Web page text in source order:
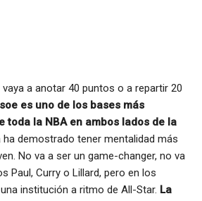
a anotar 40 puntos o a repartir 20
es uno de los bases más
toda la NBA en ambos lados de la
ha demostrado tener mentalidad más
No va a ser un game-changer, no va
Paul, Curry o Lillard, pero en los
institución a ritmo de All-Star. La